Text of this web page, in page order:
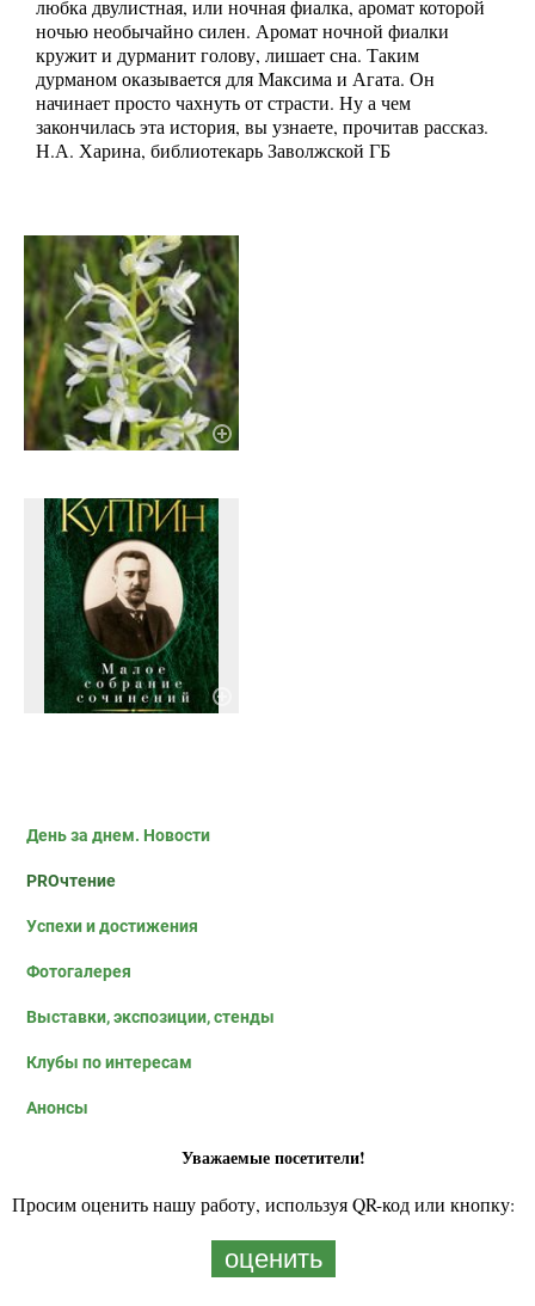
любка двулистная, или ночная фиалка, аромат которой
ночью необычайно силен. Аромат ночной фиалки
кружит и дурманит голову, лишает сна. Таким
дурманом оказывается для Максима и Агата. Он
начинает просто чахнуть от страсти. Ну а чем
закончилась эта история, вы узнаете, прочитав рассказ.
Н.А. Харина, библиотекарь Заволжской ГБ
День за днем. Новости
PROчтение
Успехи и достижения
Фотогалерея
Выставки, экспозиции, стенды
Клубы по интересам
Анонсы
Уважаемые посетители!
Просим оценить нашу работу, используя QR-код или кнопку:
оценить